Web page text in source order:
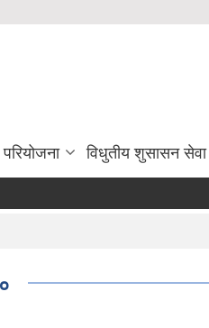
विधुतीय शुसासन सेवा